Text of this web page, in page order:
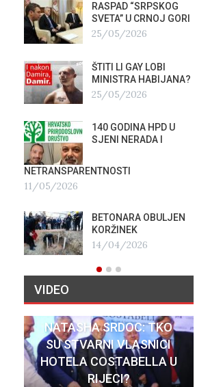
RASPAD “SRPSKOG
SVETA” U CRNOJ GORI
25/05/2026
ŠTITI LI GAY LOBI
MINISTRA HABIJANA?
25/05/2026
140 GODINA HPD U
SJENI NERADA I
NETRANSPARENTNOSTI
11/05/2026
BETONARA OBULJEN
KORŽINEK
14/04/2026
VIDEO
NATASHA SRDOC: TKO
SU STVARNI VLASNICI
HOTELA COSTABELLA U
RIJECI?